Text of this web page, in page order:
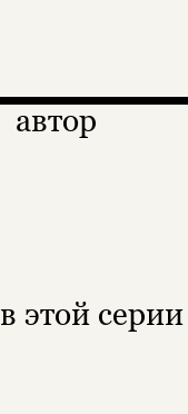
автор
в этой серии